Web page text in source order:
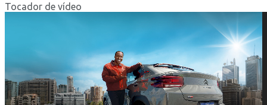
Tocador de vídeo